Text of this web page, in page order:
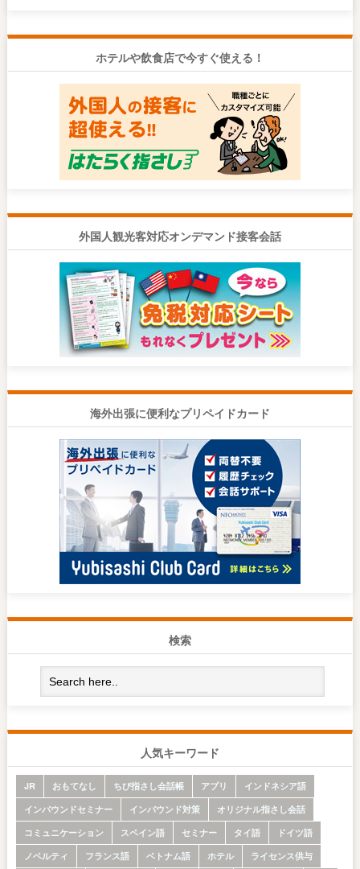
ホテルや飲食店で今すぐ使える！
外国人観光客対応オンデマンド接客会話
海外出張に便利なプリペイドカード
検索
人気キーワード
JR おもてなし ちび指さし会話帳 アプリ
インドネシア語
インバウンドセミナー
インバウンド対策
オリジナル指さし会話
コミュニケーション
スペイン語 セミナー タイ語
ドイツ語
ノベルティ
フランス語 ベトナム語 ホテル
ライセンス供与